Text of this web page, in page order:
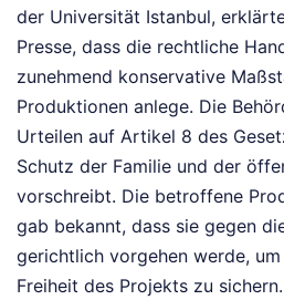
der Universität Istanbul,
Presse, dass die rechtliche
zunehmend konservative
Produktionen anlege. Die
Urteilen auf Artikel 8 des
Schutz der Familie und der
vorschreibt. Die betroffene
gab bekannt, dass sie gegen
gerichtlich vorgehen werde,
Freiheit des Projekts zu sichern.